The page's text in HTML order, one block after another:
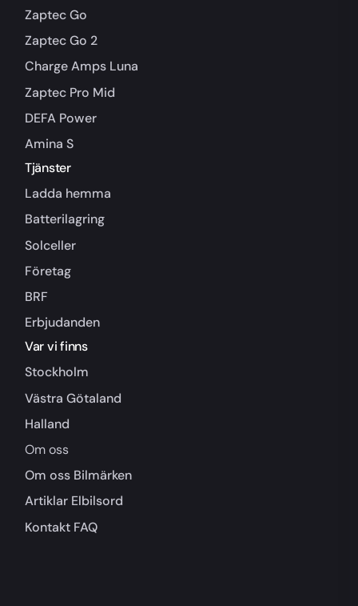
Zaptec Go
Zaptec Go 2
Charge Amps Luna
Zaptec Pro Mid
DEFA Power
Amina S
Tjänster
Ladda hemma
Batterilagring
Solceller
Företag
BRF
Erbjudanden
Var vi finns
Stockholm
Västra Götaland
Halland
Om oss
Om oss Bilmärken
Artiklar Elbilsord
Kontakt FAQ